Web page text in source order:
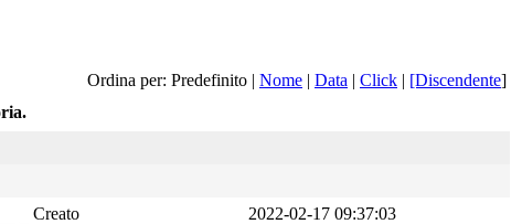
Ordina per: Predefinito | Nome | Data | Click | [Discendente]
Creato
2022-02-17 09:37:03